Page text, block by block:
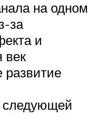
на одном
за
и
век
развитие